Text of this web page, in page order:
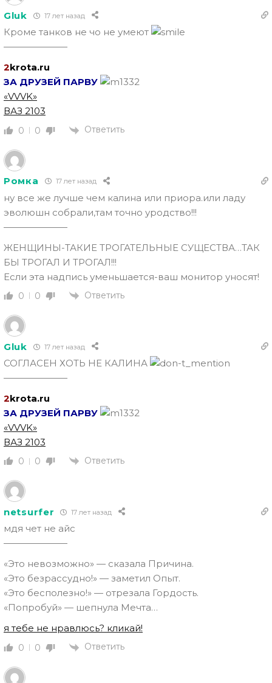
Gluk 17 лет назад
Кроме танков не чо не умеют
———————
2krota.ru
ЗА ДРУЗЕЙ ПАРВУ
«VVVK»
ВАЗ 2103
0 0 Ответить
Ромка 17 лет назад
ну все же лучше чем калина или приора.или ладу
эволюшн собрали,там точно уродство!!!
———————
ЖЕНЩИНЫ-ТАКИЕ ТРОГАТЕЛЬНЫЕ СУЩЕСТВА…ТАК
БЫ ТРОГАЛ И ТРОГАЛ!!!
Если эта надпись уменьшается-ваш монитор уносят!
0 0 Ответить
Gluk 17 лет назад
СОГЛАСЕН ХОТЬ НЕ КАЛИНА
———————
2krota.ru
ЗА ДРУЗЕЙ ПАРВУ
«VVVK»
ВАЗ 2103
0 0 Ответить
netsurfer 17 лет назад
мдя чет не айс
———————
«Это невозможно» — сказала Причина.
«Это безрассудно!» — заметил Опыт.
«Это бесполезно!» — отрезала Гордость.
«Попробуй» — шепнула Мечта…
я тебе не нравлюсь? кликай!
0 0 Ответить